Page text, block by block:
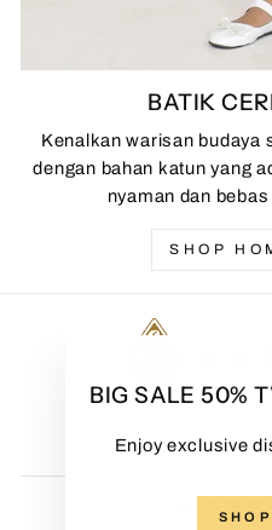
BIG SALE 50%
Enjoy exclusive
BATIK
Kenalkan warisan budaya
dengan bahan katun yang
nyaman dan
SHOP